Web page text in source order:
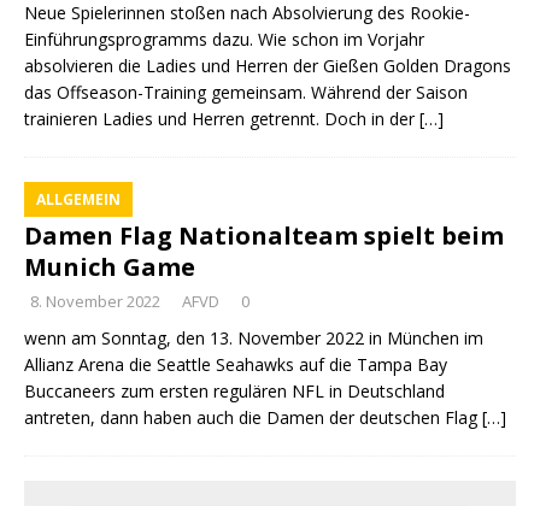
Neue Spielerinnen stoßen nach Absolvierung des Rookie-
Einführungsprogramms dazu. Wie schon im Vorjahr
absolvieren die Ladies und Herren der Gießen Golden Dragons
das Offseason-Training gemeinsam. Während der Saison
trainieren Ladies und Herren getrennt. Doch in der[…]
ALLGEMEIN
Damen Flag Nationalteam spielt beim
Munich Game
8. November 2022 AFVD 0
wenn am Sonntag, den 13. November 2022 in München im
Allianz Arena die Seattle Seahawks auf die Tampa Bay
Buccaneers zum ersten regulären NFL in Deutschland
antreten, dann haben auch die Damen der deutschen Flag[…]